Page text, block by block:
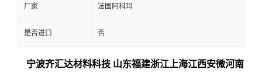
厂家 法国阿科玛
是否进口 否
宁波齐汇达材料科技 山东福建浙江上海江西安微河南